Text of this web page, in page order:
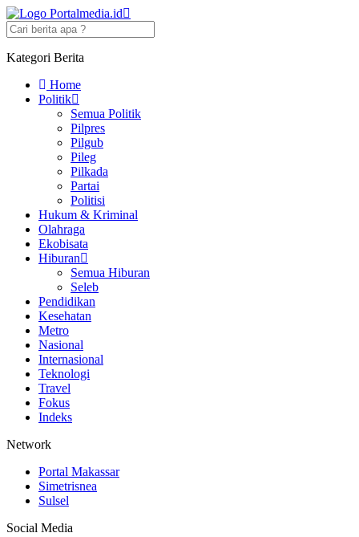
Kategori Berita
Home
Politik
Semua Politik
Pilpres
Pilgub
Pileg
Pilkada
Partai
Politisi
Hukum & Kriminal
Olahraga
Ekobisata
Hiburan
Semua Hiburan
Seleb
Pendidikan
Kesehatan
Metro
Nasional
Internasional
Teknologi
Travel
Fokus
Indeks
Network
Portal Makassar
Simetrisnea
Sulsel
Social Media